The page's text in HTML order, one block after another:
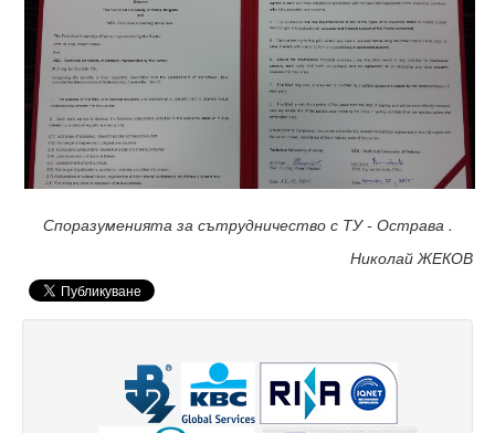
Начало
Научноизследователски институт
Електротехнически факултет
Факултет по изчислителна техника и автоматизация
Добруджански технологичен колеж
Научноизследователски институт
Споразуменията за сътрудничество с ТУ - Острава .
Николай ЖЕКОВ